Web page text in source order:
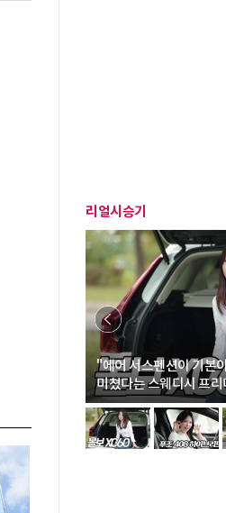
리얼시승기
"에어 서스펜션이 기본
미쳤다는 스웨디시 프리
B5 울트라'